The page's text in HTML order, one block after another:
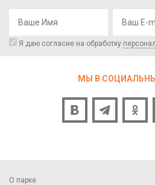
Я даю согласие на обработку
МЫ В
О парке